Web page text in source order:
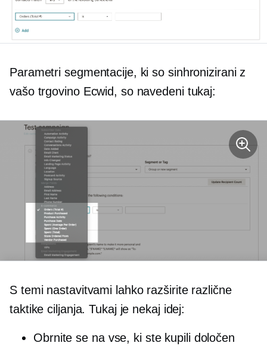
Parametri segmentacije, ki so sinhronizirani z
vašo trgovino Ecwid, so navedeni tukaj:
S temi nastavitvami lahko razširite različne
taktike ciljanja. Tukaj je nekaj idej:
Obrnite se na vse, ki ste kupili določen